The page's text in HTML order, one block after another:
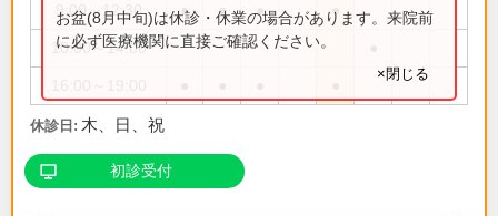
9:00～12:30 ● ● ● ●
10:00～14:00
お盆(8月中旬)は休診・休業の場合があります。来院前
に必ず医療機関に直接ご確認ください。
×閉じる
休診日: 木、日、祝
初診受付